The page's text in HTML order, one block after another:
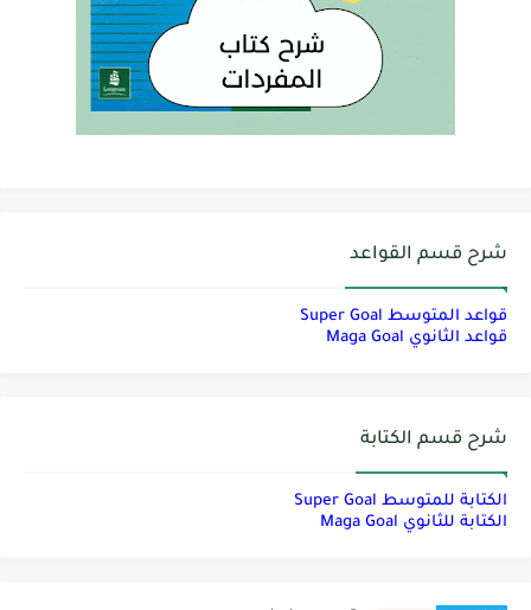
شرح قسم القواعد
قواعد المتوسط Super Goal
قواعد الثانوي Maga Goal
شرح قسم الكتابة
الكتابة للمتوسط Super Goal
الكتابة للثانوي Maga Goal